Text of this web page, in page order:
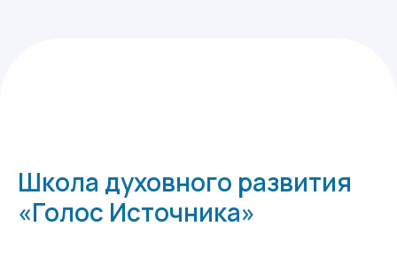
Школа духовного развития
«Голос Источника»